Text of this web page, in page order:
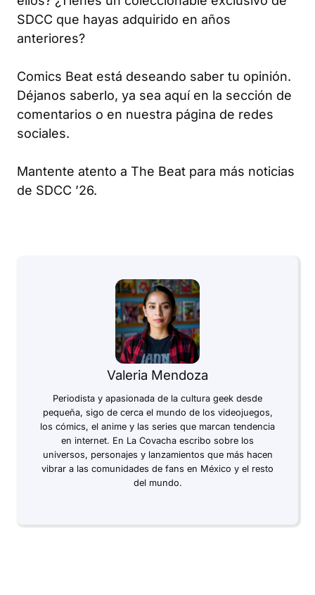
SDCC que hayas adquirido en años
anteriores?
Comics Beat está deseando saber tu opinión.
Déjanos saberlo, ya sea aquí en la sección de
comentarios o en nuestra página de redes
sociales.
Mantente atento a The Beat para más noticias
de SDCC ’26.
Valeria Mendoza
Periodista y apasionada de la cultura geek desde
pequeña, sigo de cerca el mundo de los videojuegos,
los cómics, el anime y las series que marcan tendencia
en internet. En La Covacha escribo sobre los
universos, personajes y lanzamientos que más hacen
vibrar a las comunidades de fans en México y el resto
del mundo.